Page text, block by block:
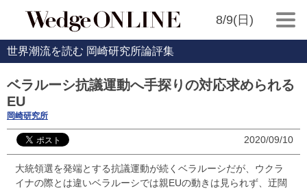
8/9(日)
世界潮流を読む 岡崎研究所論評集
ベラルーシ抗議運動へ手探りの対応求められる
EU
岡崎研究所
2020/09/10
大統領選を発端とする抗議運動が続くベラルーシだが、ウクラ
イナの際とは違いベラルーシでは親EUの動きは見られず、迂闊